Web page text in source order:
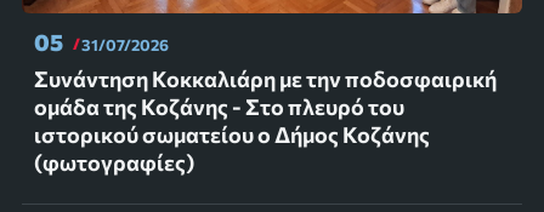
05 31/07/2026
Συνάντηση Κοκκαλιάρη με την ποδοσφαιρική
ομάδα της Κοζάνης - Στο πλευρό του
ιστορικού σωματείου ο Δήμος Κοζάνης
(φωτογραφίες)